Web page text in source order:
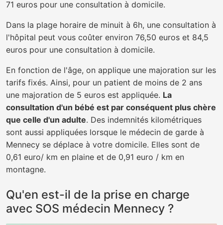
71 euros pour une consultation à domicile.
Dans la plage horaire de minuit à 6h, une consultation à
l'hôpital peut vous coûter environ 76,50 euros et 84,5
euros pour une consultation à domicile.
En fonction de l'âge, on applique une majoration sur les
tarifs fixés. Ainsi, pour un patient de moins de 2 ans
une majoration de 5 euros est appliquée. La
consultation d'un bébé est par conséquent plus chère
que celle d'un adulte. Des indemnités kilométriques
sont aussi appliquées lorsque le médecin de garde à
Mennecy se déplace à votre domicile. Elles sont de
0,61 euro/ km en plaine et de 0,91 euro / km en
montagne.
Qu'en est-il de la prise en charge
avec SOS médecin Mennecy ?